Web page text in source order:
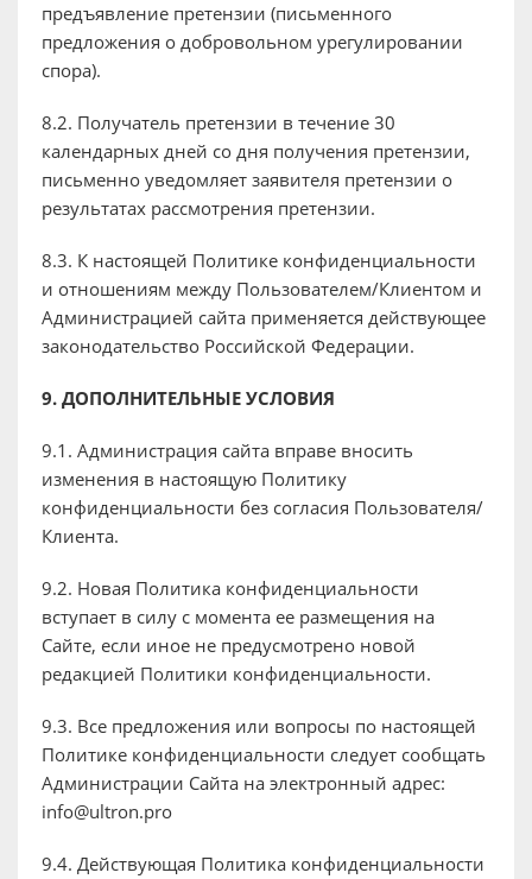
предъявление претензии (письменного
предложения о добровольном урегулировании
спора).
8.2. Получатель претензии в течение 30
календарных дней со дня получения претензии,
письменно уведомляет заявителя претензии о
результатах рассмотрения претензии.
8.3. К настоящей Политике конфиденциальности
и отношениям между Пользователем/Клиентом и
Администрацией сайта применяется действующее
законодательство Российской Федерации.
9. ДОПОЛНИТЕЛЬНЫЕ УСЛОВИЯ
9.1. Администрация сайта вправе вносить
изменения в настоящую Политику
конфиденциальности без согласия Пользователя/
Клиента.
9.2. Новая Политика конфиденциальности
вступает в силу с момента ее размещения на
Сайте, если иное не предусмотрено новой
редакцией Политики конфиденциальности.
9.3. Все предложения или вопросы по настоящей
Политике конфиденциальности следует сообщать
Администрации Сайта на электронный адрес:
info@ultron.pro
9.4. Действующая Политика конфиденциальности